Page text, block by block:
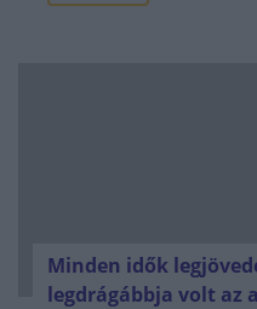
Minden idők
legdrágábbja volt az